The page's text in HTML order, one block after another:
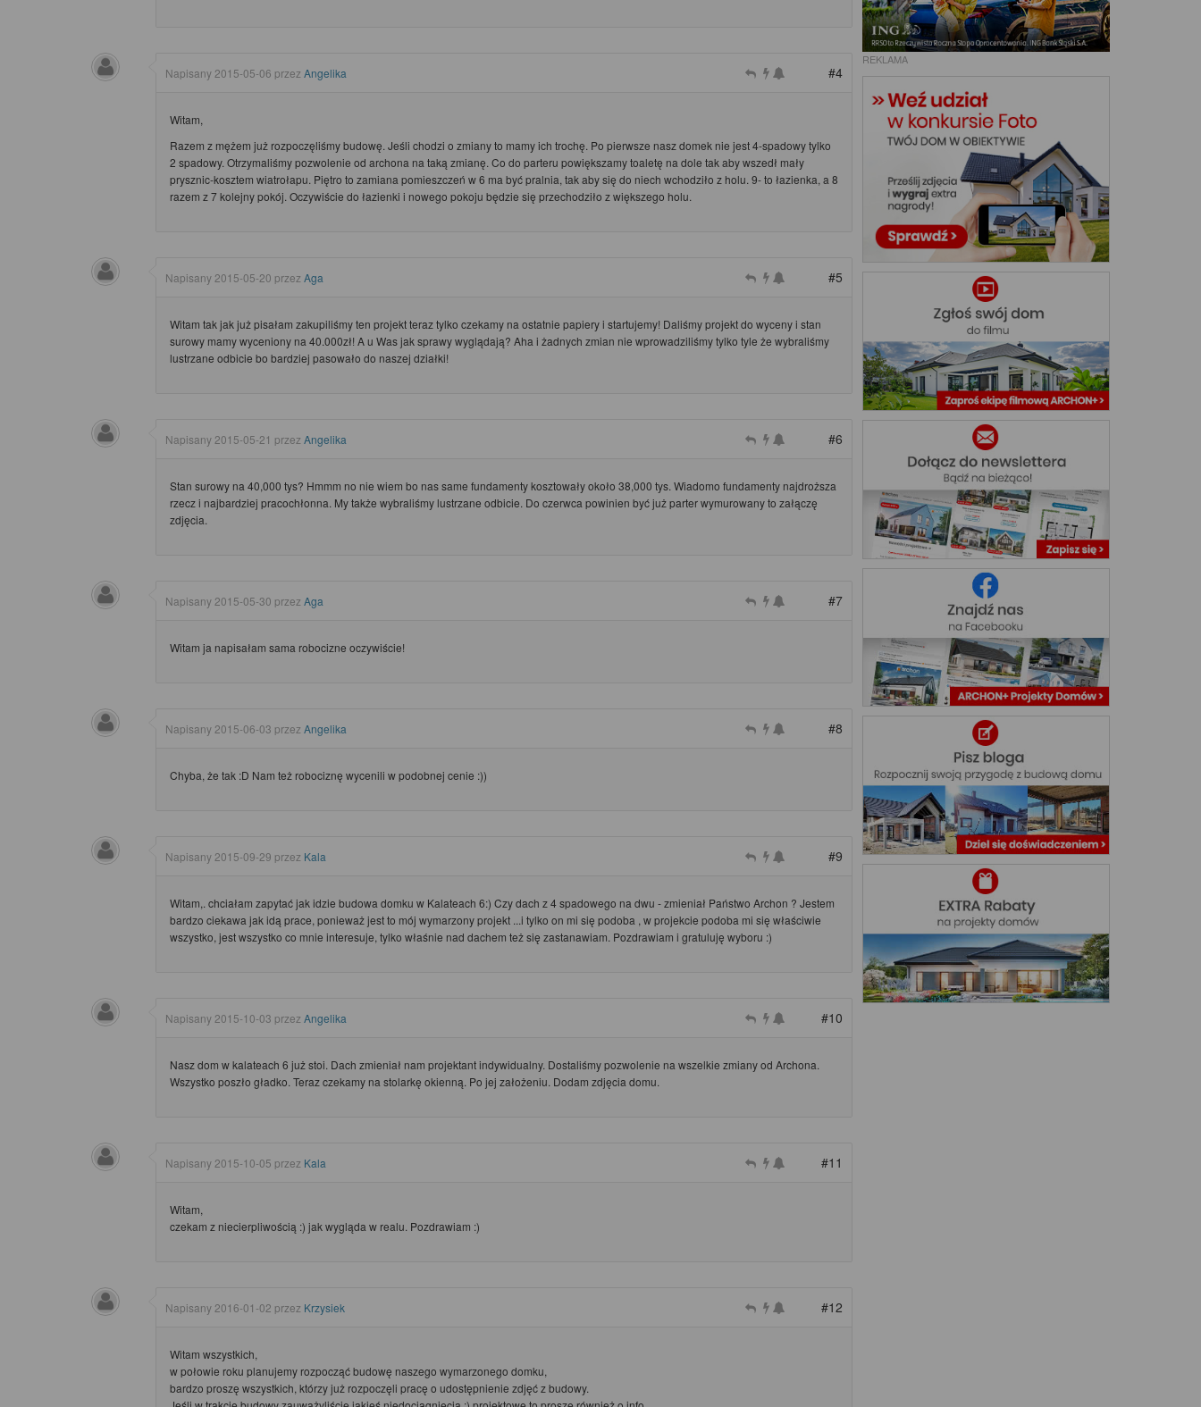
Napisany 2015-05-06 przez Angelika #4
Witam,
Razem z mężem już rozpoczęliśmy budowę. Jeśli chodzi o zmiany to mamy ich trochę. Po pierwsze nasz domek nie jest 4-spadowy tylko
2 spadowy. Otrzymaliśmy pozwolenie od archona na taką zmianę. Co do parteru powiększamy toaletę na dole tak aby wszedł mały
prysznic-kosztem wiatrołapu. Piętro to zamiana pomieszczeń w 6 ma być pralnia, tak aby się do niech wchodziło z holu. 9- to łazienka, a 8
razem z 7 kolejny pokój. Oczywiście do łazienki i nowego pokoju będzie się przechodziło z większego holu.
Napisany 2015-05-20 przez Aga #5
Witam tak jak już pisałam zakupiliśmy ten projekt teraz tylko czekamy na ostatnie papiery i startujemy! Daliśmy projekt do wyceny i stan
surowy mamy wyceniony na 40.000zł! A u Was jak sprawy wyglądają? Aha i żadnych zmian nie wprowadziliśmy tylko tyle że wybraliśmy
lustrzane odbicie bo bardziej pasowało do naszej działki!
Napisany 2015-05-21 przez Angelika #6
Stan surowy na 40,000 tys? Hmmm no nie wiem bo nas same fundamenty kosztowały około 38,000 tys. Wiadomo fundamenty najdroższa
rzecz i najbardziej pracochłonna. My także wybraliśmy lustrzane odbicie. Do czerwca powinien być już parter wymurowany to załączę
zdjęcia.
Napisany 2015-05-30 przez Aga #7
Witam ja napisałam sama robocizne oczywiście!
Napisany 2015-06-03 przez Angelika #8
Chyba, że tak :D Nam też robociznę wycenili w podobnej cenie :))
Napisany 2015-09-29 przez Kala #9
Witam,. chciałam zapytać jak idzie budowa domku w Kalateach 6:) Czy dach z 4 spadowego na dwu - zmieniał Państwo Archon ? Jestem
bardzo ciekawa jak idą prace, ponieważ jest to mój wymarzony projekt ...i tylko on mi się podoba , w projekcie podoba mi się właściwie
wszystko, jest wszystko co mnie interesuje, tylko właśnie nad dachem też się zastanawiam. Pozdrawiam i gratuluję wyboru :)
Napisany 2015-10-03 przez Angelika #10
Nasz dom w kalateach 6 już stoi. Dach zmieniał nam projektant indywidualny. Dostaliśmy pozwolenie na wszelkie zmiany od Archona.
Wszystko poszło gładko. Teraz czekamy na stolarkę okienną. Po jej założeniu. Dodam zdjęcia domu.
Napisany 2015-10-05 przez Kala #11
Witam,
czekam z niecierpliwością :) jak wygląda w realu. Pozdrawiam :)
Napisany 2016-01-02 przez Krzysiek #12
Witam wszystkich,
w połowie roku planujemy rozpocząć budowę naszego wymarzonego domku,
bardzo proszę wszystkich, którzy już rozpoczęli pracę o udostępnienie zdjęć z budowy.
REKLAMA